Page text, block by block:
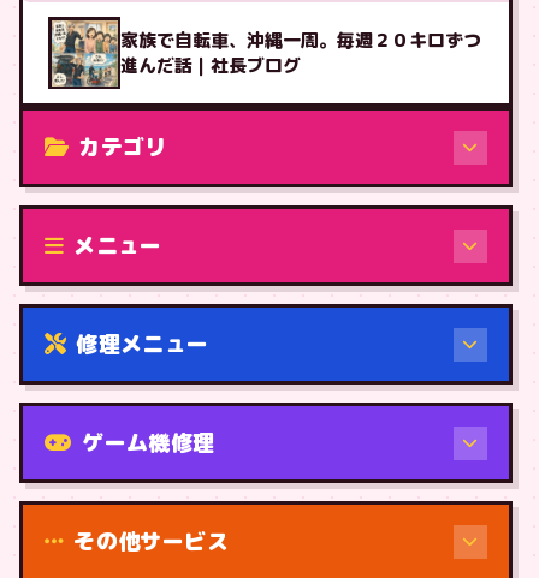
家族で自転車、沖縄一周。毎週２０キロずつ
進んだ話｜社長ブログ
カテゴリ
修理（機種から）
メニュー
修理メニュー
機種から
ゲーム機修理
その他サービス